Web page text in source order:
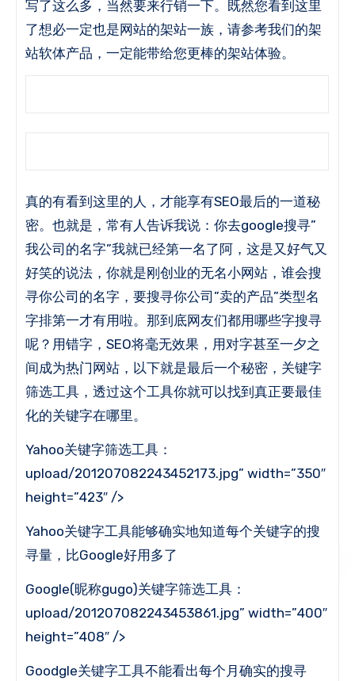
写了这么多，当然要来行销一下。 既然您看到这里
了想必一定也是网站的架站一族，请参考我们的架
站软体产品，一定能带给您更棒的架站体验。
真的有看到这里的人，才能享有SEO最后的一道秘
密。也就是，常有人告诉我说：你去google搜寻”
我公司的名字”我就已经第一名了阿，这是又好气又
好笑的说法，你就是刚创业的无名小网站，谁会搜
寻你公司的名字，要搜寻你公司”卖的产品”类型名
字排第一才有用啦。那到底网友们都用哪些字搜寻
呢？ 用错字，SEO将毫无效果，用对字甚至一夕之
间成为热门网站，以下就是最后一个秘密，关键字
筛选工具，透过这个工具你就可以找到真正要最佳
化的关键字在哪里。
Yahoo关键字筛选工具：
upload/201207082243452173.jpg” width=”350″
height=”423″ />
Yahoo关键字工具能够确实地知道每个关键字的搜
寻量，比Google好用多了
Google(昵称gugo)关键字筛选工具：
upload/201207082243453861.jpg” width=”400″
height=”408″ />
Goodgle关键字工具不能看出每个月确实的搜寻